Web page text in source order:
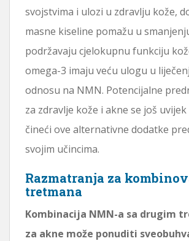
svojstvima i ulozi u zdravlju kože,
masne kiseline pomažu u
podržavaju cjelokupnu funkciju
omega-3 imaju veću ulogu u
odnosu na NMN. Potencijalne
za zdravlje kože i akne se još
čineći ove alternativne dodatke
svojim učincima.
Razmatranja za
tretmana
Kombinacija NMN-a sa drugim
za akne može ponuditi